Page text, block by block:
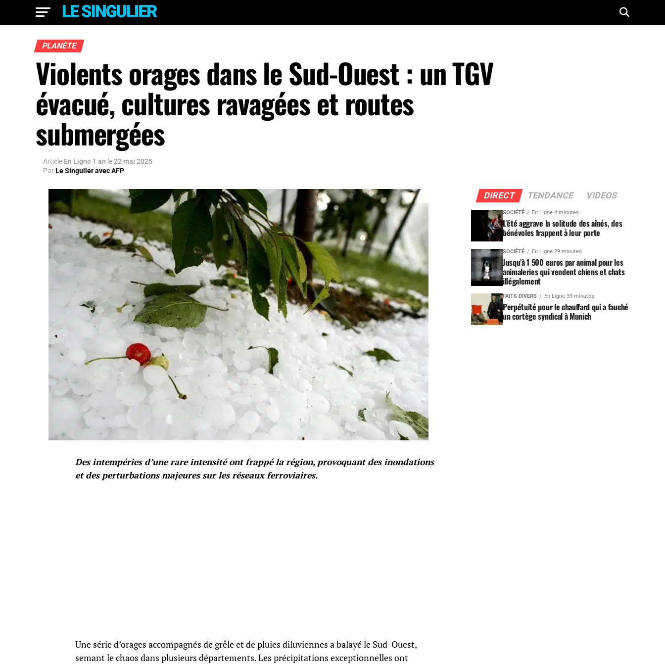
PLANÈTE
Violents orages dans le Sud-Ouest : un TGV
évacué, cultures ravagées et routes
submergées
Article En Ligne 1 an le22 mai 2025
ParLe Singulier avec AFP
Des intempéries d’une rare intensité ont frappé la région, provoquant des inondations
et des perturbations majeures sur les réseaux ferroviaires.
Une série d’orages accompagnés de grêle et de pluies diluviennes a balayé le Sud-Ouest,
semant le chaos dans plusieurs départements. Les précipitations exceptionnelles ont
DIRECT TENDANCE VIDEOS
SOCIÉTÉ En Ligne 4 minutes
L’été aggrave la solitude des aînés, des
bénévoles frappent à leur porte
SOCIÉTÉ En Ligne 29 minutes
Jusqu’à 1 500 euros par animal pour les
animaleries qui vendent chiens et chats
illégalement
FAITS DIVERS En Ligne 39 minutes
Perpétuité pour le chauffard qui a fauché
un cortège syndical à Munich